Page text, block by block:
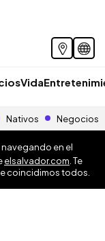
Vida
Nativos Negocios
navegando en el
elsalvador.com . Te
coincidimos todos.